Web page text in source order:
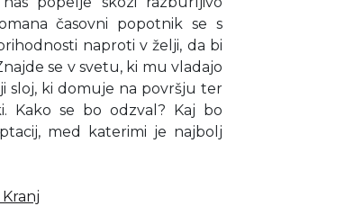
časovni popotnik se s
naproti v želji, da bi
se v svetu, ki mu vladajo
sloj, ki domuje na površju ter
Kako se bo odzval? Kaj bo
med katerimi je najbolj